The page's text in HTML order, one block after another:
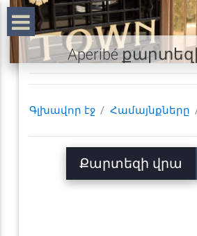
Aperibé
Գլխավոր էջ Համայնքները
Քարտեզի վրա